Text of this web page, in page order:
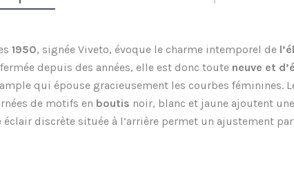
1950, signée Viveto, évoque le charme intemporel de
depuis des années, elle est donc toute neuve et
qui épouse gracieusement les courbes féminines.
de motifs en boutis noir, blanc et jaune ajoutent
éclair discrète située à l’arrière permet un ajustement